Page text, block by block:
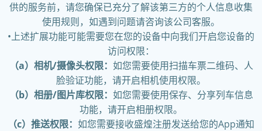
供的服务前，请您确保已充分了解该第三方的个人信息收集
使用规则，如遇到问题请咨询该公司客服。
•上述扩展功能可能需要您在您的设备中向我们开启您设备的
访问权限：
（a）相机/摄像头权限： 如您需要使用扫描车票二维码、人
脸验证功能，请开启相机使用权限。
（b）相册/图片库权限： 如您需要使用保存、分享列车信息
功能，请开启相册权限。
（c）推送权限： 如您需要接收盛煌注册发送给您的App通知